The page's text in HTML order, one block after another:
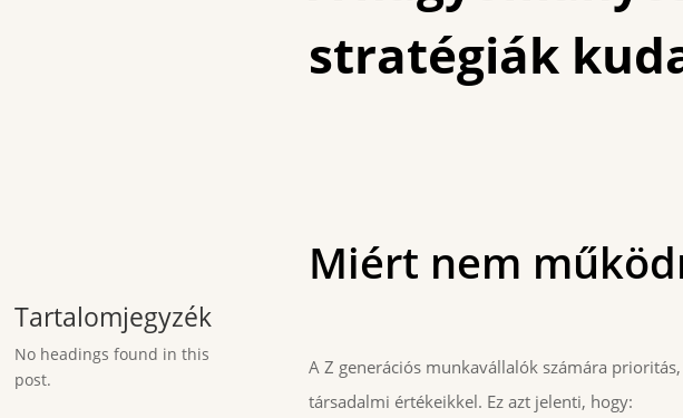
Tartalomjegyzék
No headings found in this
post.
stratégiák
Miért nem
A Z generációs munkavállalók számára
társadalmi értékeikkel. Ez azt jelenti, hogy: